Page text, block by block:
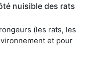
nuisible des rats
(les rats, les
et pour